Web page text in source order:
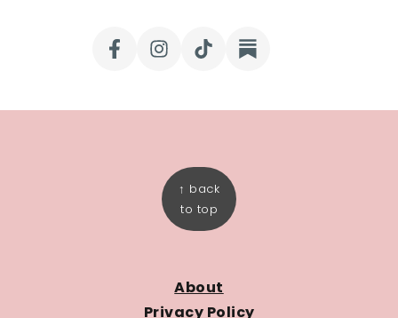
↑ back
to top
About
Privacy Policy